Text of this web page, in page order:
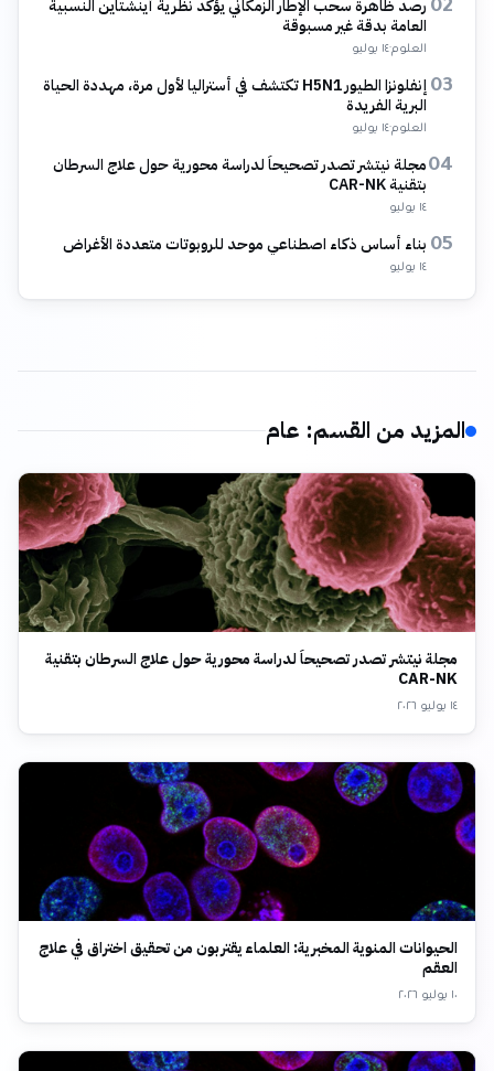
02 رصد ظاهرة سحب الإطار الزمكاني يؤكد نظرية أينشتاين النسبية
العامة بدقة غير مسبوقة
العلوم·١٤ يوليو
03
إنفلونزا الطيور H5N1 تكتشف في أستراليا لأول مرة، مهددة الحياة
البرية الفريدة
العلوم·١٤ يوليو
04مجلة نيتشر تصدر تصحيحاً لدراسة محورية حول علاج السرطان
بتقنية CAR-NK
١٤ يوليو
05 بناء أساس ذكاء اصطناعي موحد للروبوتات متعددة الأغراض
١٤ يوليو
المزيد من القسم: عام
مجلة نيتشر تصدر تصحيحاً لدراسة محورية حول علاج السرطان بتقنية
CAR-NK
١٤ يوليو ٢٠٢٦
الحيوانات المنوية المخبرية: العلماء يقتربون من تحقيق اختراق في علاج
العقم
١٠ يوليو ٢٠٢٦